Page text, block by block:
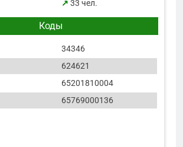
↗ 33 чел.
Коды
34346
624621
65201810004
65769000136